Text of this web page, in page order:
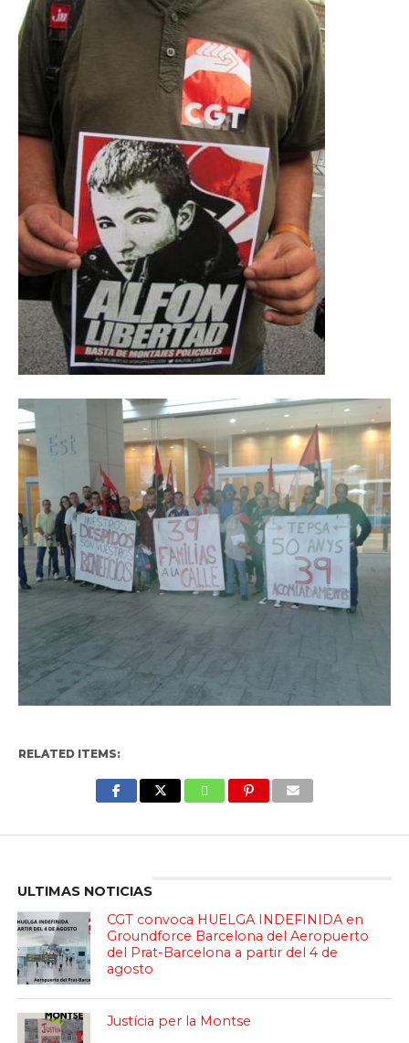
RELATED ITEMS:
ULTIMAS NOTICIAS
CGT convoca HUELGA INDEFINIDA en
Groundforce Barcelona del Aeropuerto
del Prat-Barcelona a partir del 4 de
agosto
Justícia per la Montse